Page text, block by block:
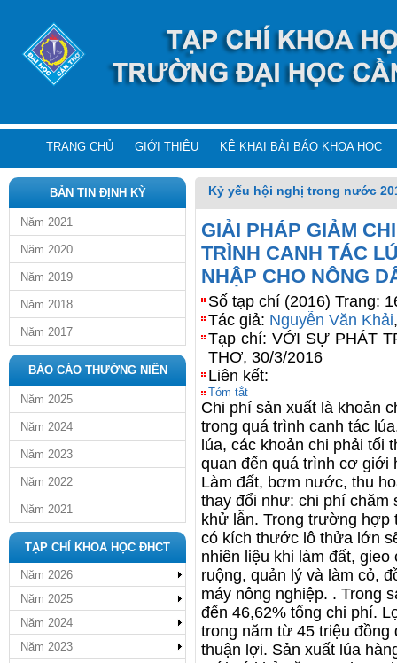
TRANG CHỦ GIỚI THIỆU KÊ KHAI BÀI BÁO KHOA HỌC
BẢN TIN ĐỊNH KỲ
Năm 2021
Năm 2020
Năm 2019
Năm 2018
Năm 2017
BÁO CÁO THƯỜNG NIÊN
Năm 2025
Năm 2024
Năm 2023
Năm 2022
Năm 2021
TẠP CHÍ KHOA HỌC ĐHCT
Năm 2026
Năm 2025
Năm 2024
Năm 2023
Kỷ yếu hội nghị trong nước
GIẢI PHÁP GIẢM
TRÌNH CANH TÁC
NHẬP CHO NÔNG
Số tạp chí (2016) Trang:
Tác giả: Nguyễn Văn Khải
Tạp chí: VỚI SỰ PHÁT
THƠ, 30/3/2016
Liên kết:
Tóm tắt
Chi phí sản xuất là khoản
trong quá trình canh tác
lúa, các khoản chi phải tối
quan đến quá trình cơ giới
Làm đất, bơm nước, thu
thay đổi như: chi phí chăm
khử lẫn. Trong trường hợp
có kích thước lô thửa lớn
nhiên liệu khi làm đất,
ruộng, quản lý và làm cỏ,
máy nông nghiệp. . Trong
đến 46,62% tổng chi phí.
trong năm từ 45 triệu đồng
thuận lợi. Sản xuất lúa